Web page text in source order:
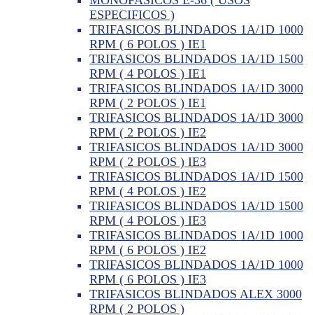
ESPECIFICOS )
TRIFASICOS BLINDADOS 1A/1D 1000
RPM ( 6 POLOS ) IE1
TRIFASICOS BLINDADOS 1A/1D 1500
RPM ( 4 POLOS ) IE1
TRIFASICOS BLINDADOS 1A/1D 3000
RPM ( 2 POLOS ) IE1
TRIFASICOS BLINDADOS 1A/1D 3000
RPM ( 2 POLOS ) IE2
TRIFASICOS BLINDADOS 1A/1D 3000
RPM ( 2 POLOS ) IE3
TRIFASICOS BLINDADOS 1A/1D 1500
RPM ( 4 POLOS ) IE2
TRIFASICOS BLINDADOS 1A/1D 1500
RPM ( 4 POLOS ) IE3
TRIFASICOS BLINDADOS 1A/1D 1000
RPM ( 6 POLOS ) IE2
TRIFASICOS BLINDADOS 1A/1D 1000
RPM ( 6 POLOS ) IE3
TRIFASICOS BLINDADOS ALEX 3000
RPM ( 2 POLOS )